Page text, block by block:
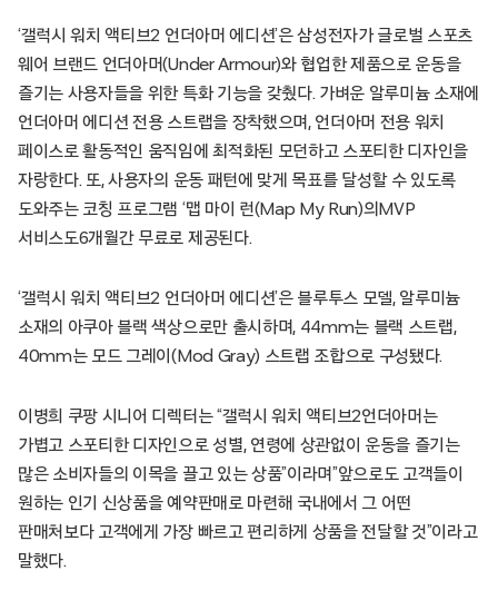
‘갤럭시 워치 액티브2 언더아머 에디션’은 삼성전자가 글로벌 스포츠
웨어 브랜드 언더아머(Under Armour)와 협업한 제품으로 운동을
즐기는 사용자들을 위한 특화 기능을 갖췄다. 가벼운 알루미늄 소재에
언더아머 에디션 전용 스트랩을 장착했으며, 언더아머 전용 워치
페이스로 활동적인 움직임에 최적화된 모던하고 스포티한 디자인을
자랑한다. 또, 사용자의 운동 패턴에 맞게 목표를 달성할 수 있도록
도와주는 코칭 프로그램 ‘맵 마이 런(Map My Run)의MVP
서비스도6개월간 무료로 제공된다.
‘갤럭시 워치 액티브2 언더아머 에디션’은 블루투스 모델, 알루미늄
소재의 아쿠아 블랙 색상으로만 출시하며, 44mm는 블랙 스트랩,
40mm는 모드 그레이(Mod Gray) 스트랩 조합으로 구성됐다.
이병희 쿠팡 시니어 디렉터는 “갤럭시 워치 액티브2언더아머는
가볍고 스포티한 디자인으로 성별, 연령에 상관없이 운동을 즐기는
많은 소비자들의 이목을 끌고 있는 상품”이라며”앞으로도 고객들이
원하는 인기 신상품을 예약판매로 마련해 국내에서 그 어떤
판매처보다 고객에게 가장 빠르고 편리하게 상품을 전달할 것”이라고
말했다.